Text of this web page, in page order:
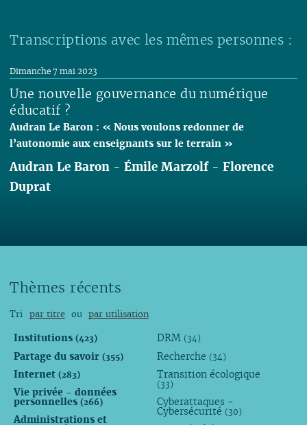
Transcriptions avec les mêmes personnes :
Une nouvelle gouvernance du numérique
éducatif ?
Audran Le Baron : « Nous voulons redonner de
l’autonomie aux enseignants sur le terrain »
Dimanche 7 mai 2023
Audran Le Baron -Émile Marzolf-Florence
Duprat
Thèmes récents
Tri par titre ou par utilisation
Institutions (423)
Partage du savoir (355)
Internet (283)
Vie privée - données
personnelles (266)
Administrations et
DRM (34)
Recherche (34)
Transition écologique
(33)
Cyberattaques -
Cybersécurité (30)